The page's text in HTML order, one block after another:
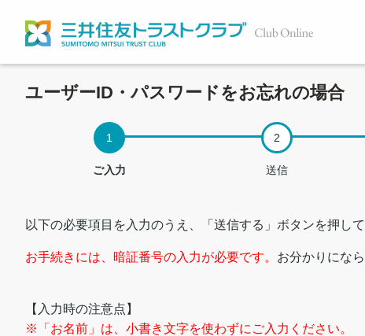
ユーザーID・パスワードをお忘れの場合
ご入力 送信
以下の必要項目を入力のうえ、「送信する」ボタンを押し
お手続きには、暗証番号の入力が必要です。 お分かりにな
【入力時の注意点】
※「お名前」は、小書き文字を使わずにご入力ください。